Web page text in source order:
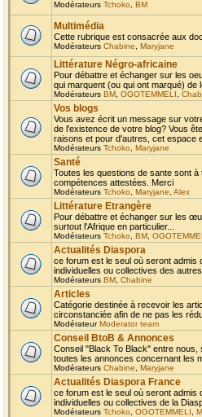
Modérateurs Tchoko BM
Multimédia
Cette rubrique est consacrée aux
Modérateurs Chabine Maryjane
Littérature Négro-africaine
Pour débattre et échanger sur les
qui marquent (ou qui ont marqué) de
Modérateurs BM OGOTEMMELI
Vos blogs
Vous avez écrit un message sur
de l'existence de votre blog? Vous
raisons et pour d'autres, cet espace
Modérateurs Tchoko Maryjane
Santé
Toutes les questions de sante sont
compétences attestées. Merci
Modérateurs Tchoko Maryjane Alex
Littérature Etrangère
Pour débattre et échanger sur les
surtout l'Afrique en particulier...
Modérateurs Tchoko BM
Actualités Diaspora
ce forum est le seul où seront admis
individuelles ou collectives des
Modérateurs BM Chabine
Articles
Catégorie destinée à recevoir les
circonstanciée afin de ne pas les
ModérateurModerator team
Conseil BtoB & Annonces
Conseil "Black To Black" entre
toutes les annonces concernant les
Modérateurs Chabine Maryjane
Actualités Diaspora France
ce forum est le seul où seront admis
individuelles ou collectives de la
Modérateurs Tchoko OGOTEMMELI